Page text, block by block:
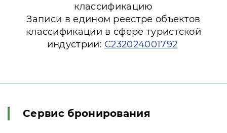
классификацию
Записи в едином реестре объектов
классификации в сфере туристской
индустрии: С232024001792
Сервис бронирования